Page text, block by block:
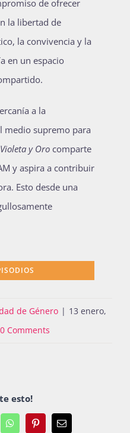
de ofrecer
la libertad de
la convivencia y la
en un espacio
a la
medio supremo para
Violeta y Oro comparte
y aspira a contribuir
Esto desde una
de Género | 13 enero,
0 Comments
esto!
WhatsAppPinterestEmail